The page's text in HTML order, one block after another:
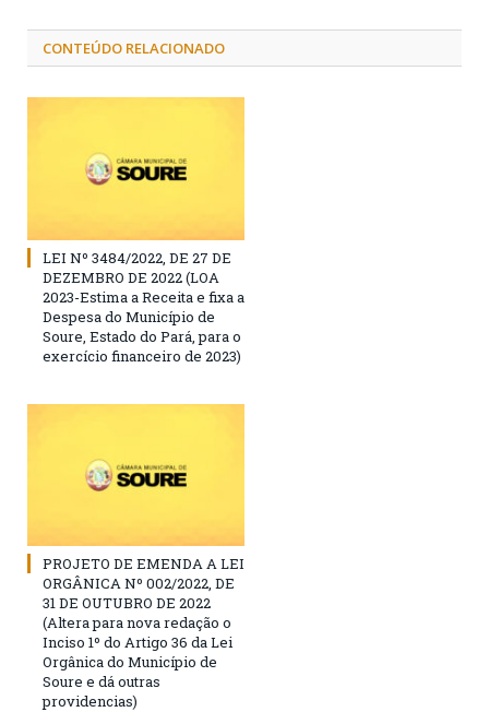
CONTEÚDO RELACIONADO
LEI Nº 3484/2022, DE 27 DE
DEZEMBRO DE 2022 (LOA
2023-Estima a Receita e fixa a
Despesa do Município de
Soure, Estado do Pará, para o
exercício financeiro de 2023)
PROJETO DE EMENDA A LEI
ORGÂNICA Nº 002/2022, DE
31 DE OUTUBRO DE 2022
(Altera para nova redação o
Inciso 1º do Artigo 36 da Lei
Orgânica do Município de
Soure e dá outras
providencias)